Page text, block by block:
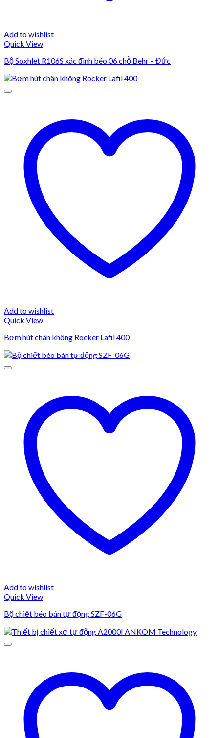
Add to wishlist
Quick View
Bộ Soxhlet R106S xác đinh béo 06 chỗ Behr – Đức
Add to wishlist
Quick View
Bơm hút chân không Rocker Lafil 400
Add to wishlist
Quick View
Bộ chiết béo bán tự động SZF-06G